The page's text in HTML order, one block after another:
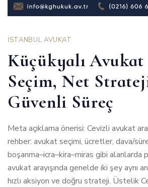
İSTANBUL AVUKAT
Küçükyalı
Seçim, Net
Güvenli Süreç
Meta açıklama önerisi: Cevizli avukat
rehber: avukat seçimi, ücretler, dava/
boşanma–icra–kira–miras gibi alanlarda
avukat arayışında genelde iki şey aynı
hızlı aksiyon ve doğru strateji. Üstelik